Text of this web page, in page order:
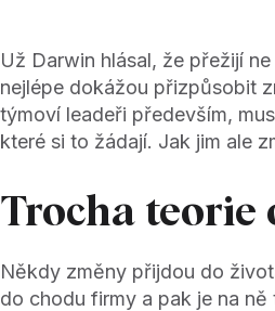
Už Darwin hlásal, že přežijí
nejlépe dokážou přizpůsobit
týmoví leadeři především,
které si to žádají. Jak jim ale
Trocha teorie
Někdy změny přijdou do
do chodu firmy a pak je na